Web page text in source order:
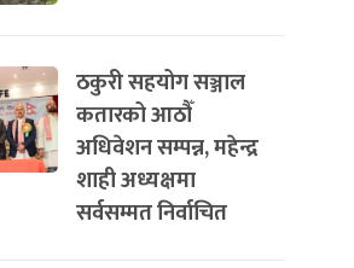
ठकुरी सहयोग सञ्जाल
कतारको आठौँ
अधिवेशन सम्पन्न, महेन्द्र
शाही अध्यक्षमा
सर्वसम्मत निर्वाचित